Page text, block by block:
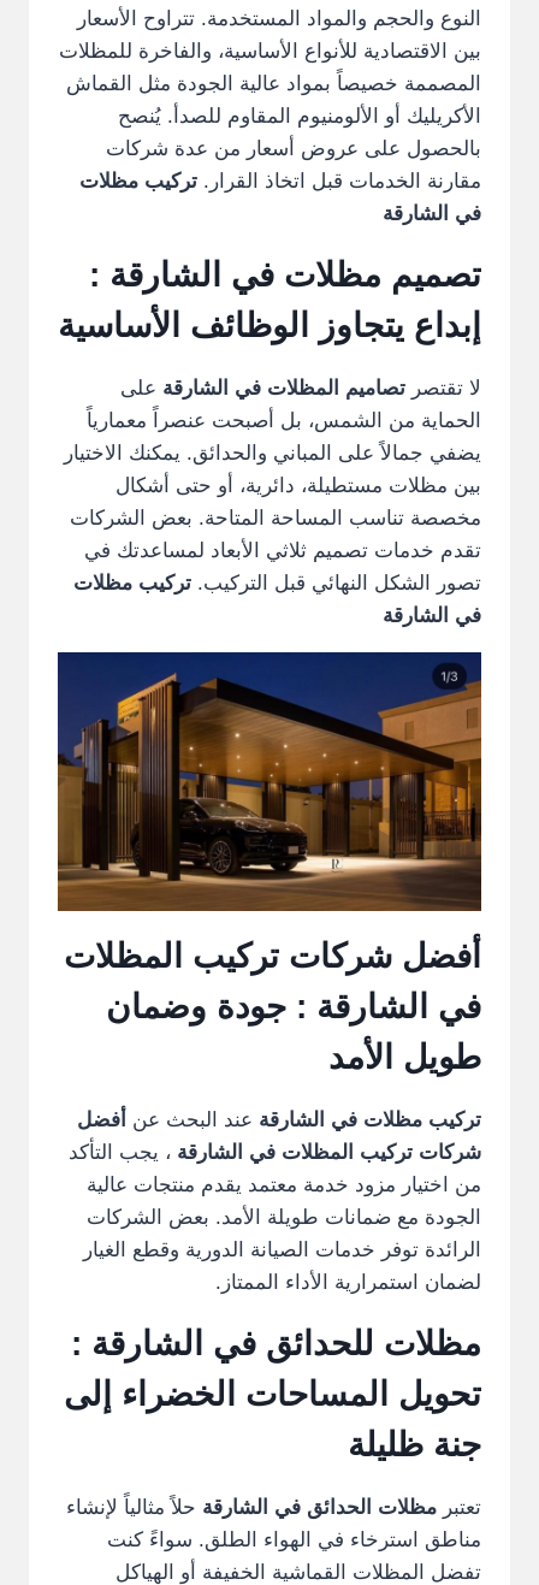
النوع والحجم والمواد المستخدمة. تتراوح الأسعار
بين الاقتصادية للأنواع الأساسية، والفاخرة للمظلات
المصممة خصيصاً بمواد عالية الجودة مثل القماش
الأكريليك أو الألومنيوم المقاوم للصدأ. يُنصح
بالحصول على عروض أسعار من عدة شركات
مقارنة الخدمات قبل اتخاذ القرار. تركيب مظلات
في الشارقة
تصميم مظلات في الشارقة :
إبداع يتجاوز الوظائف الأساسية
لا تقتصر تصاميم المظلات في الشارقة على
الحماية من الشمس، بل أصبحت عنصراً معمارياً
يضفي جمالاً على المباني والحدائق. يمكنك الاختيار
بين مظلات مستطيلة، دائرية، أو حتى أشكال
مخصصة تناسب المساحة المتاحة. بعض الشركات
تقدم خدمات تصميم ثلاثي الأبعاد لمساعدتك في
تصور الشكل النهائي قبل التركيب. تركيب مظلات
في الشارقة
أفضل شركات تركيب المظلات
في الشارقة : جودة وضمان
طويل الأمد
تركيب مظلات في الشارقة عند البحث عن أفضل
شركات تركيب المظلات في الشارقة ، يجب التأكد
من اختيار مزود خدمة معتمد يقدم منتجات عالية
الجودة مع ضمانات طويلة الأمد. بعض الشركات
الرائدة توفر خدمات الصيانة الدورية وقطع الغيار
لضمان استمرارية الأداء الممتاز.
مظلات للحدائق في الشارقة :
تحويل المساحات الخضراء إلى
جنة ظليلة
تعتبر مظلات الحدائق في الشارقة حلاً مثالياً لإنشاء
مناطق استرخاء في الهواء الطلق. سواءً كنت
تفضل المظلات القماشية الخفيفة أو الهياكل